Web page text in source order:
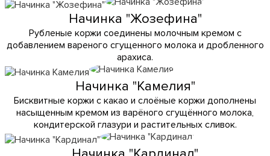
Начинка "Жозефина"
Рубленые коржи соединены молочным кремом с
добавлением вареного сгущенного молока и дробленного
арахиса.
Начинка "Камелия"
Бисквитные коржи с какао и слоёные коржи дополнены
насыщенным кремом из варёного сгущённого молока,
кондитерской глазури и растительных сливок.